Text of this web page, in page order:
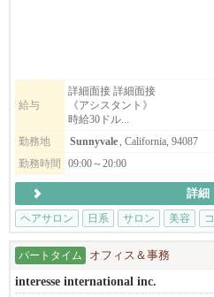
・アシスタント
・ボディマッサージセラピスト（同
こんな方をお待ちしています
・美容師免許（日本または米国）
のある方
・東洋医学や自然派美容に興味があ
・一人ひとりのお客様と丁寧に向き
※長期で働ける方を歓迎します。
給与
詳細面接 詳細面接
《アシスタント》
時給30ドル...
勤務地
Sunnyvale, California, 94087
勤務時間
09:00～20:00
詳細
ヘアサロン
日系 サロン 美容
パートタイム オフィス＆事務
interesse international inc.